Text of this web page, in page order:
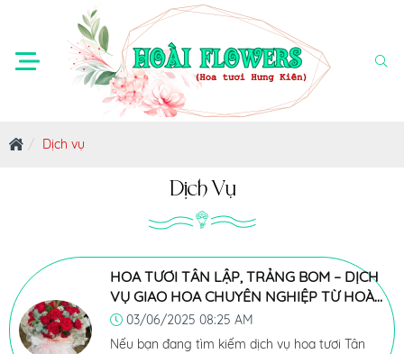
Dịch vụ
Dịch Vụ
HOA TƯƠI TÂN LẬP, TRẢNG BOM – DỊCH
VỤ GIAO HOA CHUYÊN NGHIỆP TỪ HOÀI
FLOWERS
03/06/2025 08:25 AM
Nếu bạn đang tìm kiếm dịch vụ hoa tươi Tân